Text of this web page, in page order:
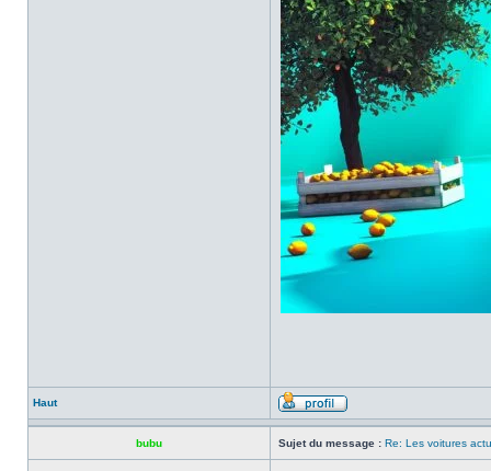
Haut
bubu Sujet du message : Re: Les voitures